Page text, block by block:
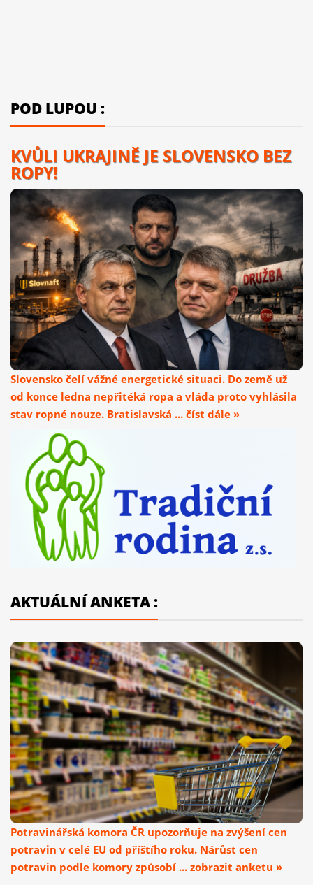
POD LUPOU :
KVŮLI UKRAJINĚ JE SLOVENSKO BEZ
ROPY!
Slovensko čelí vážné energetické situaci. Do země už
od konce ledna nepřitéká ropa a vláda proto vyhlásila
stav ropné nouze. Bratislavská ... číst dále »
AKTUÁLNÍ ANKETA :
Potravinářská komora ČR upozorňuje na zvýšení cen
potravin v celé EU od příštího roku. Nárůst cen
potravin podle komory způsobí ... zobrazit anketu »